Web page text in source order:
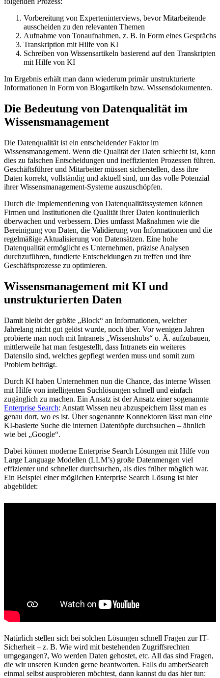
Vorbereitung von Experteninterviews, bevor Mitarbeitende
ausscheiden zu den relevanten Themen
Aufnahme von Tonaufnahmen, z. B. in Form eines Gesprächs
Transkription mit Hilfe von KI
Schreiben von Wissensartikeln basierend auf den Transkripten
mit Hilfe von KI
Im Ergebnis erhält man dann wiederum primär unstrukturierte
Informationen in Form von Blogartikeln bzw. Wissensdokumenten.
Die Bedeutung von Datenqualität im
Wissensmanagement
Die Datenqualität ist ein entscheidender Faktor im
Wissensmanagement. Wenn die Qualität der Daten schlecht ist, kann
dies zu falschen Entscheidungen und ineffizienten Prozessen führen.
Geschäftsführer und Mitarbeiter müssen sicherstellen, dass ihre
Daten korrekt, vollständig und aktuell sind, um das volle Potenzial
ihrer Wissensmanagement-Systeme auszuschöpfen.
Durch die Implementierung von Datenqualitätssystemen können
Firmen und Institutionen die Qualität ihrer Daten kontinuierlich
überwachen und verbessern. Dies umfasst Maßnahmen wie die
Bereinigung von Daten, die Validierung von Informationen und die
regelmäßige Aktualisierung von Datensätzen. Eine hohe
Datenqualität ermöglicht es Unternehmen, präzise Analysen
durchzuführen, fundierte Entscheidungen zu treffen und ihre
Geschäftsprozesse zu optimieren.
Wissensmanagement mit KI und
unstrukturierten Daten
Damit bleibt der größte „Block“ an Informationen, welcher
Jahrelang nicht gut gelöst wurde, noch über. Vor wenigen Jahren
probierte man noch mit Intranets „Wissenshubs“ o. Ä. aufzubauen,
mittlerweile hat man festgestellt, dass Intranets ein weiteres
Datensilo sind, welches gepflegt werden muss und somit zum
Problem beiträgt.
Durch KI haben Unternehmen nun die Chance, das interne Wissen
mit Hilfe von intelligenten Suchlösungen schnell und einfach
zugänglich zu machen. Ein Ansatz ist der Ansatz einer sogenannte
Enterprise Search: Anstatt Wissen neu abzuspeichern lässt man es
genau dort, wo es ist. Über sogenannte Konnektoren lässt man eine
KI-basierte Suche die internen Datentöpfe durchsuchen – ähnlich
wie bei „Google“.
Dabei können moderne Enterprise Search Lösungen mit Hilfe von
Large Language Modellen (LLM’s) große Datenmengen viel
effizienter und schneller durchsuchen, als dies früher möglich war.
Ein Beispiel einer möglichen Enterprise Search Lösung ist hier
abgebildet:
Natürlich stellen sich bei solchen Lösungen schnell Fragen zur IT-
Sicherheit – z. B. Wie wird mit bestehenden Zugriffsrechten
umgegangen?, Wo werden Daten gehostet, etc. All das sind Fragen,
die wir unseren Kunden gerne beantworten. Falls du amberSearch
einmal selbst ausprobieren möchtest, dann kannst du das hier tun: